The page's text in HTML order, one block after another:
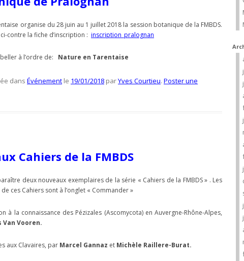
organise du 28 juin au 1 juillet 2018 la session botanique de la FMBDS.
contre la fiche d’inscription : inscription_pralognan
à l’ordre de: Nature en Tarentaise
dans Événement le 19/01/2018 parYves Courtieu. Poster une
Cahiers de la FMBDS
deux nouveaux exemplaires de la série « Cahiers de la FMBDS » . Les
ces Cahiers sont à l’onglet « Commander »
à la connaissance des Pézizales (Ascomycota) en Auvergne-Rhône-Alpes,
Van Vooren.
aux Clavaires, par Marcel Gannaz et Michèle Raillere-Burat.